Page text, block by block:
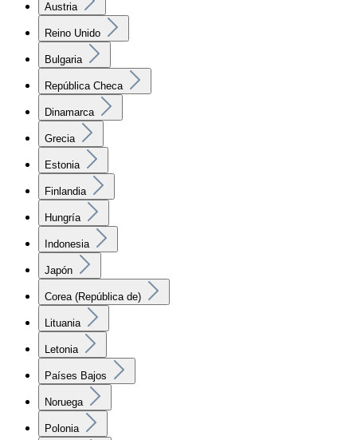
Austria
Reino Unido
Bulgaria
República Checa
Dinamarca
Grecia
Estonia
Finlandia
Hungría
Indonesia
Japón
Corea (República de)
Lituania
Letonia
Países Bajos
Noruega
Polonia